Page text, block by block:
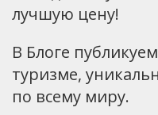
лучшую цену!
В Блоге
туризме,
по всему миру.